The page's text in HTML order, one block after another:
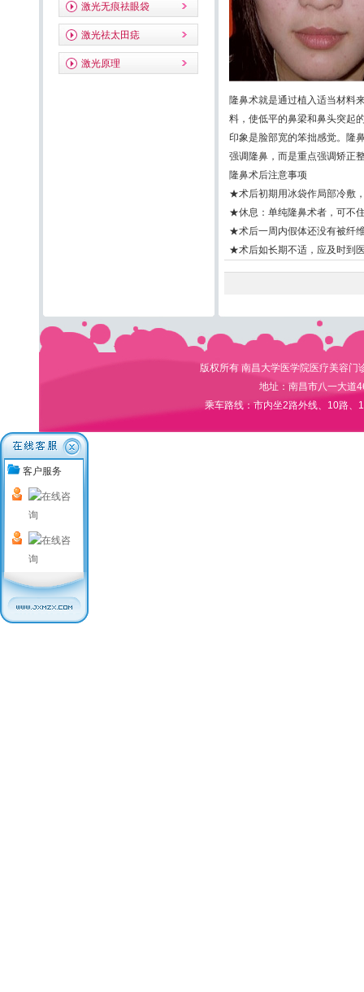
激光无痕祛眼袋
激光祛太田痣
激光原理
隆鼻术就是通过植入适当材料
料，使低平的鼻梁和鼻头突起
印象是脸部宽的笨拙感觉。隆
强调隆鼻，而是重点强调矫正
隆鼻术后注意事项
★术后初期用冰袋作局部冷敷
★休息：单纯隆鼻术者，可不
★术后一周内假体还没有被纤
★术后如长期不适，应及时到
版权所有 南昌大学医学院医疗美容
地址：南昌市八一大道
乘车路线：市内坐2路外线、10路
客户服务